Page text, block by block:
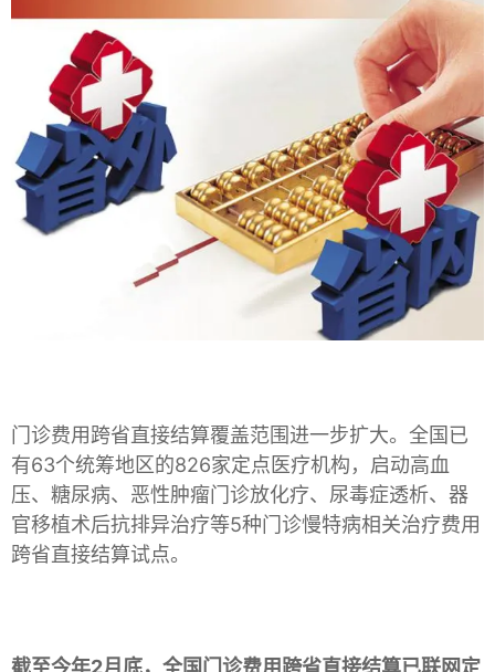
门诊费用跨省直接结算覆盖范围进一步扩大。全国已
有63个统筹地区的826家定点医疗机构，启动高血
压、糖尿病、恶性肿瘤门诊放化疗、尿毒症透析、器
官移植术后抗排异治疗等5种门诊慢特病相关治疗费用
跨省直接结算试点。
截至今年2月底，全国门诊费用跨省直接结算已联网定